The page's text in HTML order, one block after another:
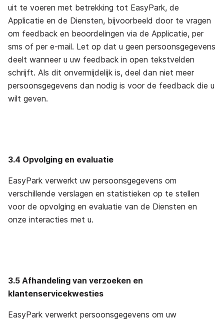
uit te voeren met betrekking tot EasyPark, de
Applicatie en de Diensten, bijvoorbeeld door te vragen
om feedback en beoordelingen via de Applicatie, per
sms of per e-mail. Let op dat u geen persoonsgegevens
deelt wanneer u uw feedback in open tekstvelden
schrijft. Als dit onvermijdelijk is, deel dan niet meer
persoonsgegevens dan nodig is voor de feedback die u
wilt geven.
3.4 Opvolging en evaluatie
EasyPark verwerkt uw persoonsgegevens om
verschillende verslagen en statistieken op te stellen
voor de opvolging en evaluatie van de Diensten en
onze interacties met u.
3.5 Afhandeling van verzoeken en
klantenservicekwesties
EasyPark verwerkt persoonsgegevens om uw